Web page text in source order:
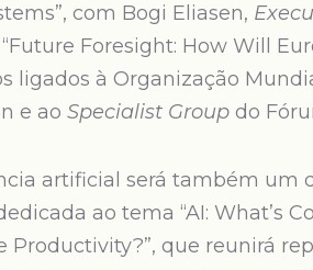
com Bogi Eliasen,
Foresight: How Will
ligados à Organização
e ao Specialist Group do
artificial será também um
ao tema “AI: What’s
Productivity?”, que reunirá